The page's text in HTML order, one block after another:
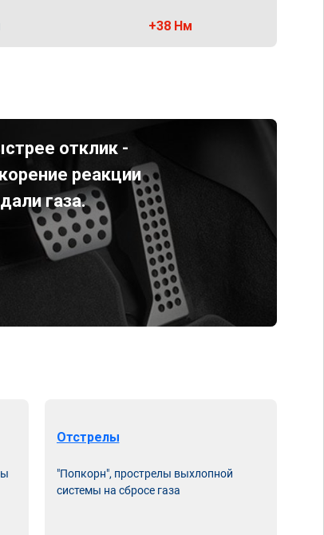
+38 Нм
отклик -
реакции
газа.
Отстрелы
"Попкорн", прострелы выхлопной
системы на сбросе газа